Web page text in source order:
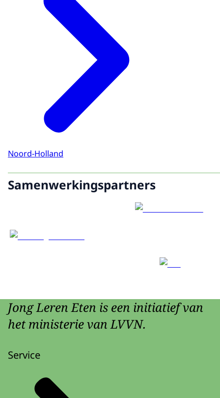
Noord-Holland
Samenwerkingspartners
Jong Leren Eten is een initiatief van
het ministerie van LVVN.
Service